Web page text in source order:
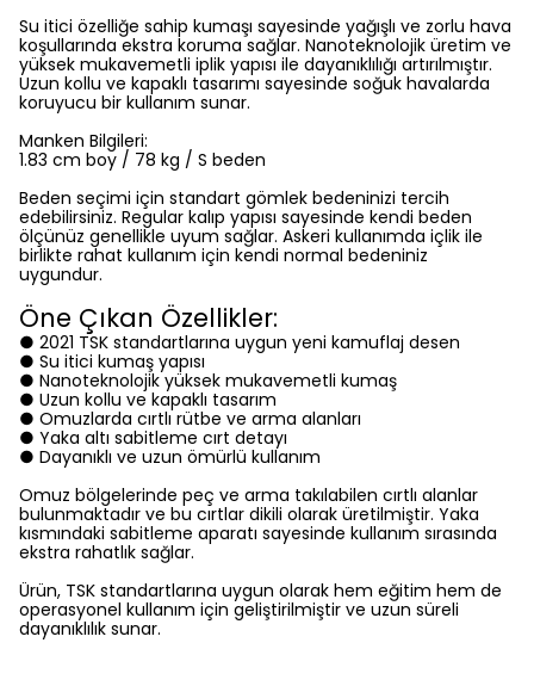
Su itici özelliğe sahip kumaşı sayesinde yağışlı ve zorlu hava
koşullarında ekstra koruma sağlar. Nanoteknolojik üretim ve
yüksek mukavemetli iplik yapısı ile dayanıklılığı artırılmıştır.
Uzun kollu ve kapaklı tasarımı sayesinde soğuk havalarda
koruyucu bir kullanım sunar.
Manken Bilgileri:
1.83 cm boy / 78 kg / S beden
Beden seçimi için standart gömlek bedeninizi tercih
edebilirsiniz. Regular kalıp yapısı sayesinde kendi beden
ölçünüz genellikle uyum sağlar. Askeri kullanımda içlik ile
birlikte rahat kullanım için kendi normal bedeniniz
uygundur.
Öne Çıkan Özellikler:
● 2021 TSK standartlarına uygun yeni kamuflaj desen
● Su itici kumaş yapısı
● Nanoteknolojik yüksek mukavemetli kumaş
● Uzun kollu ve kapaklı tasarım
● Omuzlarda cırtlı rütbe ve arma alanları
● Yaka altı sabitleme cırt detayı
● Dayanıklı ve uzun ömürlü kullanım
Omuz bölgelerinde peç ve arma takılabilen cırtlı alanlar
bulunmaktadır ve bu cırtlar dikili olarak üretilmiştir. Yaka
kısmındaki sabitleme aparatı sayesinde kullanım sırasında
ekstra rahatlık sağlar.
Ürün, TSK standartlarına uygun olarak hem eğitim hem de
operasyonel kullanım için geliştirilmiştir ve uzun süreli
dayanıklılık sunar.